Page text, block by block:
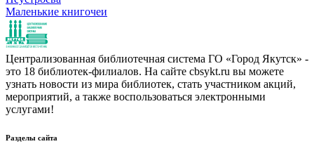
Маленькие книгочеи
Централизованная библиотечная система ГО «Город Якутск» -
это 18 библиотек-филиалов. На сайте cbsykt.ru вы можете
узнать новости из мира библиотек, стать участником акций,
мероприятий, а также воспользоваться электронными
услугами!
Разделы сайта